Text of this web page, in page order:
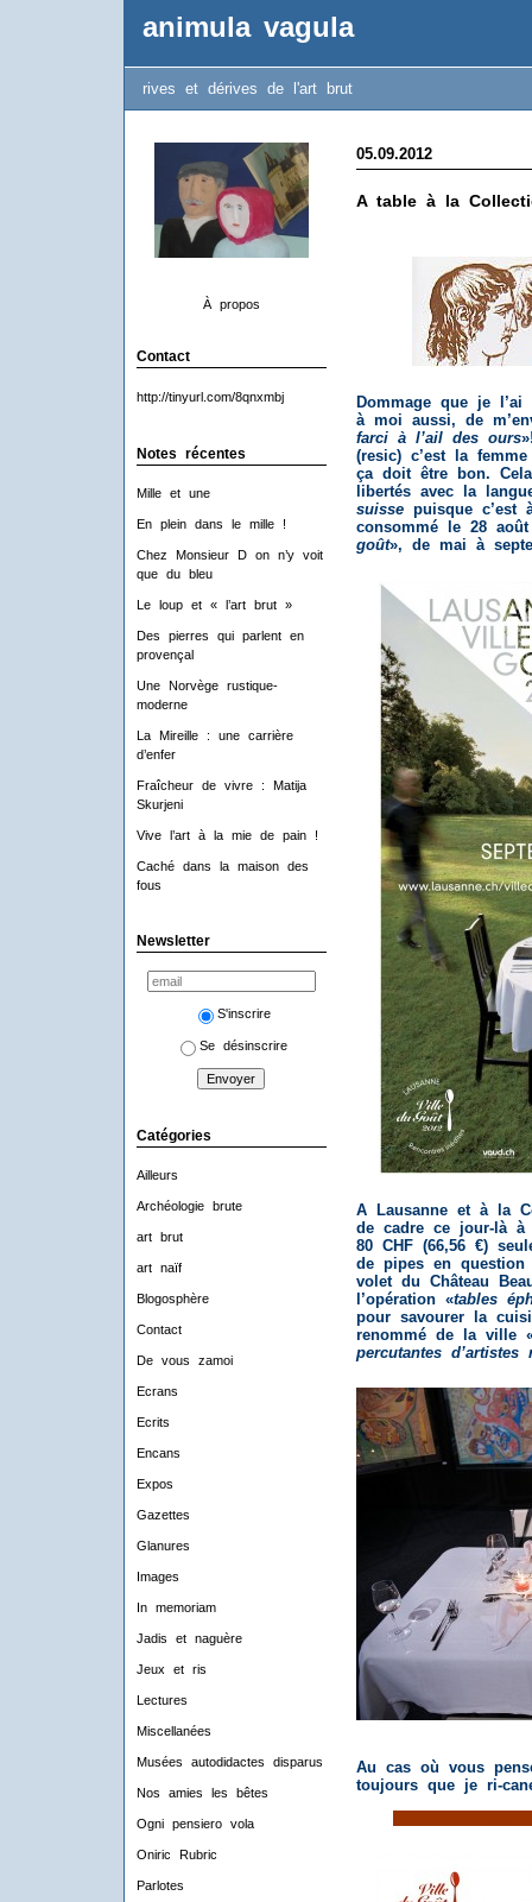
animula vagula
rives et dérives de l'art brut
À propos
Contact
http://tinyurl.com/8qnxmbj
Notes récentes
Mille et une
En plein dans le mille !
Chez Monsieur D on n’y voit
que du bleu
Le loup et « l’art brut »
Des pierres qui parlent en
provençal
Une Norvège rustique-
moderne
La Mireille : une carrière
d’enfer
Fraîcheur de vivre : Matija
Skurjeni
Vive l’art à la mie de pain !
Caché dans la maison des
fous
Newsletter
S'inscrire
Se désinscrire
Catégories
Ailleurs
Archéologie brute
art brut
art naïf
Blogosphère
Contact
De vous zamoi
Ecrans
Ecrits
Encans
Expos
Gazettes
Glanures
Images
In memoriam
Jadis et naguère
Jeux et ris
Lectures
Miscellanées
Musées autodidactes disparus
Nos amies les bêtes
Ogni pensiero vola
Oniric Rubric
Parlotes
05.09.2012
A table à la
Dommage que je
à moi aussi, de
farci à l’ail des ours
(resic) c’est la
ça doit être bon.
libertés avec la
suissepuisque c’est
consommé le 28
goût», de mai à
A Lausanne et à la
de cadre ce jour-là à
80 CHF (66,56 €)
de pipes en
volet du Château
l’opération «tables
pour savourer la
renommé de la ville
percutantes d’artistes
Au cas où vous
toujours que je ri-